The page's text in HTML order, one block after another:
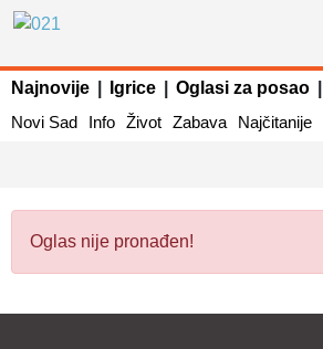
Najnovije Igrice Oglasi za posao
Novi Sad
Info Život Zabava Najčitanije
Oglas nije pronađen!